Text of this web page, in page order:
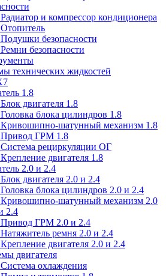
Радиатор и компрессор кондиционера
Отопитель
Подушки безопасности
Ремни безопасности
технических жидкостей
1.8
Блок двигателя 1.8
Головка блока цилиндров 1.8
Кривошипно-шатунный механизм 1.8
Привод ГРМ 1.8
Система рециркуляции ОГ
Крепление двигателя 1.8
2.0 и 2.4
Блок двигателя 2.0 и 2.4
Головка блока цилиндров 2.0 и 2.4
Кривошипно-шатунный механизм 2.0
2.4
Привод ГРМ 2.0 и 2.4
Натяжитель ремня 2.0 и 2.4
Крепление двигателя 2.0 и 2.4
двигателя
Система охлаждения